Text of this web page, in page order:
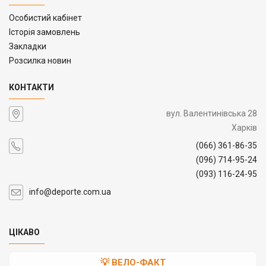
Особистий кабінет
Історія замовлень
Закладки
Розсилка новин
КОНТАКТИ
вул. Валентинівська 28
Харків
(066) 361-86-35
(096) 714-95-24
(093) 116-24-95
info@deporte.com.ua
ЦІКАВО
💡 ВЕЛО-ФАКТ